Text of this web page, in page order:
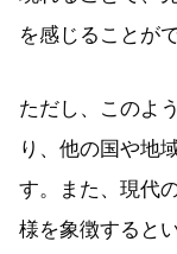
を感じることが
ただし、このよ
り、他の国や地
す。また、現代
様を象徴すると